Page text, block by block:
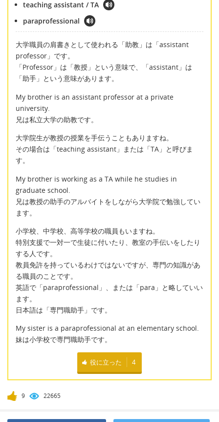
teaching assistant / TA
paraprofessional
大学職員の肩書きとして使われる「助教」は「assistant
professor」です。
「Professor」は「教授」という意味で、「assistant」は
「助手」という意味があります。
My brother is an assistant professor at a private
university.
兄は私立大学の助教です。
大学院生が教授の授業を手伝うこともありますね。
その場合は「teaching assistant」または「TA」と呼びま
す。
My brother is working as a TA while he studies in
graduate school.
兄は教授の助手のアルバイトをしながら大学院で勉強してい
ます。
小学校、中学校、高等学校の職員もいますね。
特別支援で一対一で生徒に付いたり、教室の手伝いをしたり
する人です。
教員免許を持っているわけではないですが、専門の知識があ
る職員のことです。
英語で「paraprofessional」、または「para」と略していい
ます。
日本語は「専門職助手」です。
My sister is a paraprofessional at an elementary school.
妹は小学校で専門職助手です。
役に立った 4
9 22665